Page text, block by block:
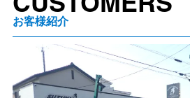
お客様紹介